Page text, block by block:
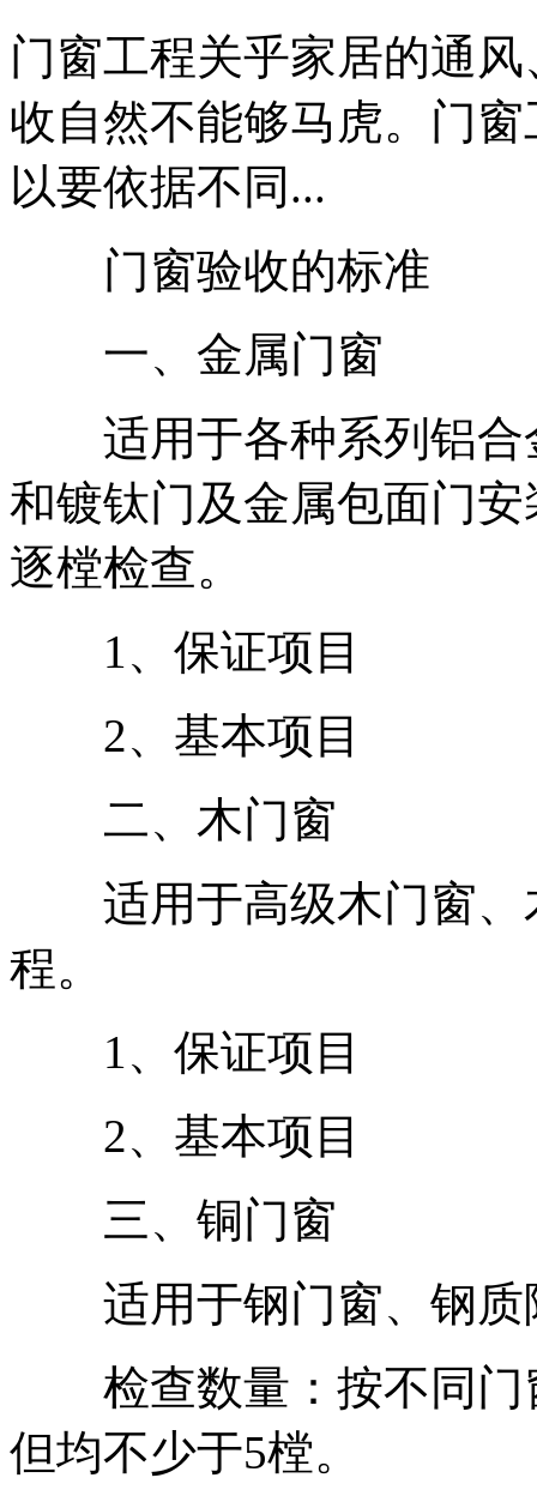
门窗工程关乎家居的通
收自然不能够马虎。门
以要依据不同...
门窗验收的标准
一、金属门窗
适用于各种系列铝合
和镀钛门及金属包面门
逐樘检查。
1、保证项目
2、基本项目
二、木门窗
适用于高级木门窗、
程。
1、保证项目
2、基本项目
三、铜门窗
适用于钢门窗、钢质
检查数量：按不同门
但均不少于5樘。